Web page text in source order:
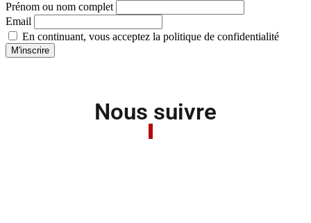
Prénom ou nom complet
Email
En continuant, vous acceptez la politique de confidentialité
Nous suivre